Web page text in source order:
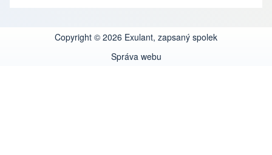
Copyright © 2026 Exulant, zapsaný spolek
Správa webu